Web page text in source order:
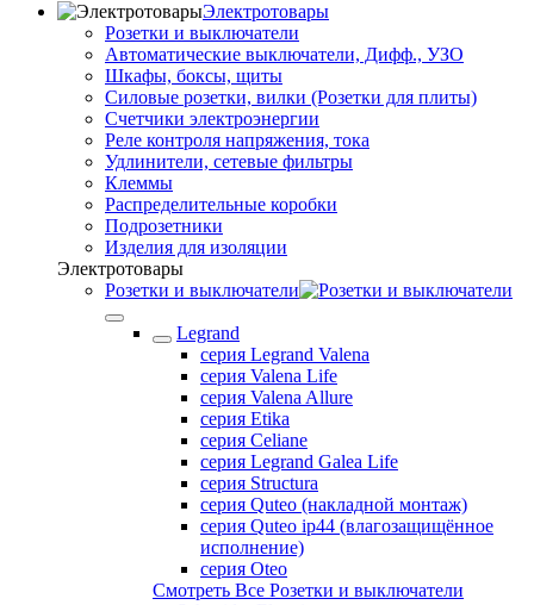
Электротовары
Розетки и выключатели
Автоматические выключатели, Дифф., УЗО
Шкафы, боксы, щиты
Силовые розетки, вилки (Розетки для плиты)
Счетчики электроэнергии
Реле контроля напряжения, тока
Удлинители, сетевые фильтры
Клеммы
Распределительные коробки
Подрозетники
Изделия для изоляции
Электротовары
Розетки и выключатели
Legrand
серия Legrand Valena
серия Valena Life
серия Valena Allure
серия Etika
серия Celiane
серия Legrand Galea Life
серия Structura
серия Quteo (накладной монтаж)
серия Quteo ip44 (влагозащищённое
исполнение)
серия Oteo
Смотреть Все Розетки и выключатели